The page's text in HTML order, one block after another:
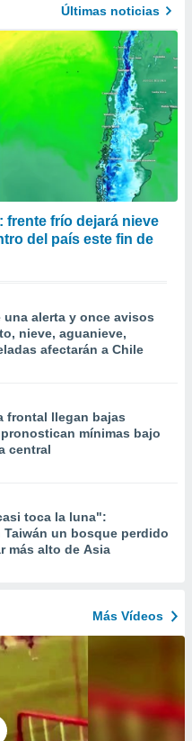
Últimas noticias
frente frío dejará nieve
del país este fin de
una alerta y once avisos
nieve, aguanieve,
afectarán a Chile
frontal llegan bajas
mínimas bajo
central
toca la luna":
Taiwán un bosque perdido
más alto de Asia
Más Vídeos